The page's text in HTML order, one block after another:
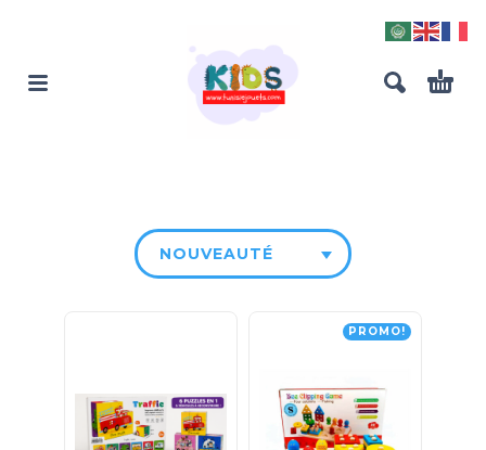
NOUVEAUTÉ
PROMO!